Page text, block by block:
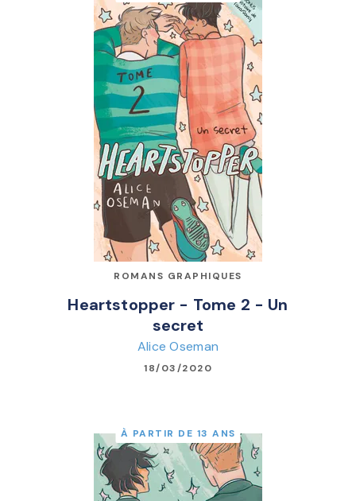
ROMANS GRAPHIQUES
Heartstopper - Tome 2 - Un
secret
Alice Oseman
18/03/2020
À PARTIR DE 13 ANS